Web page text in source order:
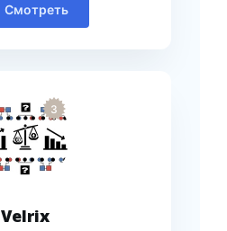
Смотреть
3
Velrix